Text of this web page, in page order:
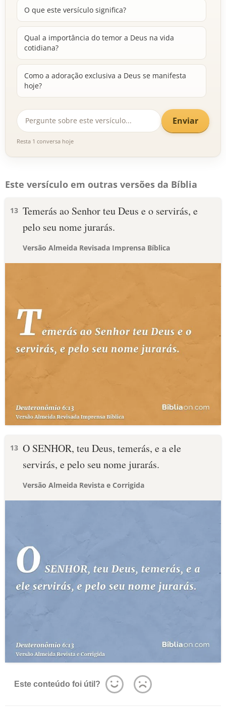
O que este versículo significa?
Qual a importância do temor a Deus na vida
cotidiana?
Como a adoração exclusiva a Deus se manifesta
hoje?
Enviar
Resta 1 conversa hoje
Este versículo em outras versões da Bíblia
13 Temerás ao Senhor teu Deus e o servirás, e
pelo seu nome jurarás.
Versão Almeida Revisada Imprensa Bíblica
13 O SENHOR, teu Deus, temerás, e a ele
servirás, e pelo seu nome jurarás.
Versão Almeida Revista e Corrigida
Este conteúdo foi útil?